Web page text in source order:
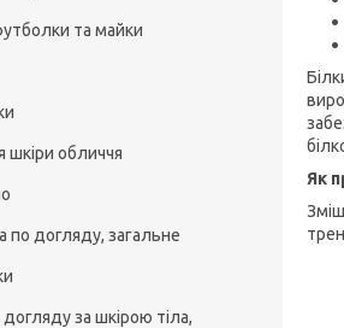
Як
та майки
шкіри обличчя
по догляду, загальне
за шкірою тіла,